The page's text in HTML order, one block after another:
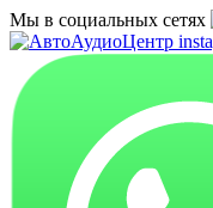
Мы в социальных сетях